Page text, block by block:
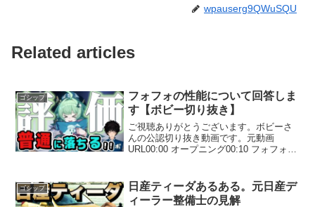
wpauserg9QWuSQU
Related articles
ゴシップ
フォフォの性能について回答しま
す【ボビー切り抜き】
ご視聴ありがとうございます。ボビーさ
んの公認切り抜き動画です。元動画
URL00:00 オープニング00:10 フォフォの
後のフォフォの感想は04:51 モチ...
ゴシップ
日産ティーダあるある。元日産デ
ィーラー整備士の見解